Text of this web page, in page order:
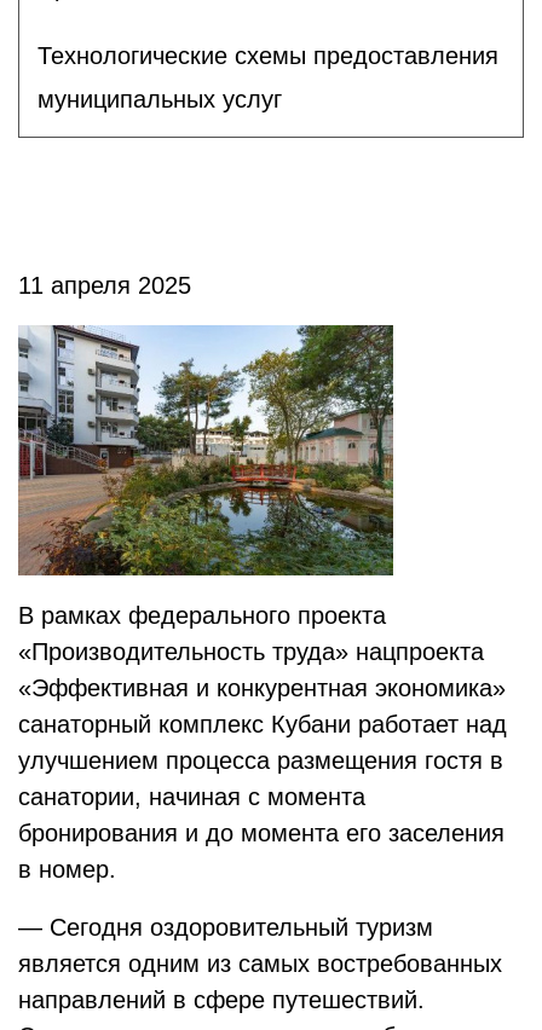
Технологические схемы предоставления
муниципальных услуг
11 апреля 2025
В рамках федерального проекта
«Производительность труда» нацпроекта
«Эффективная и конкурентная экономика»
санаторный комплекс Кубани работает над
улучшением процесса размещения гостя в
санатории, начиная с момента
бронирования и до момента его заселения
в номер.
— Сегодня оздоровительный туризм
является одним из самых востребованных
направлений в сфере путешествий.